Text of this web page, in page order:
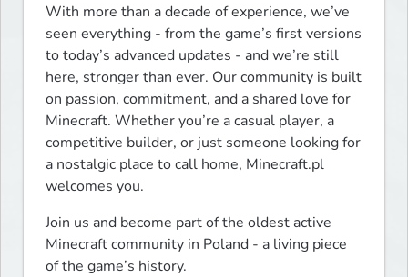
With more than a decade of experience, we’ve
seen everything - from the game’s first versions
to today’s advanced updates - and we’re still
here, stronger than ever. Our community is built
on passion, commitment, and a shared love for
Minecraft. Whether you’re a casual player, a
competitive builder, or just someone looking for
a nostalgic place to call home, Minecraft.pl
welcomes you.
Join us and become part of the oldest active
Minecraft community in Poland - a living piece
of the game’s history.